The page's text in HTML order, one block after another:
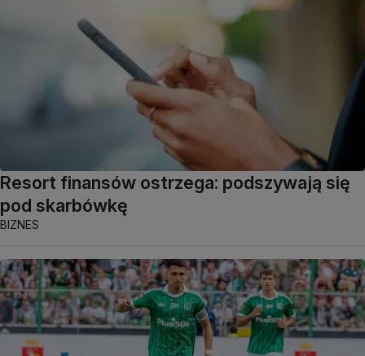
Resort finansów ostrzega: podszywają się
pod skarbówkę
BIZNES